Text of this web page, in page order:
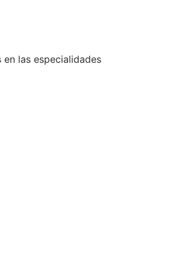
las especialidades